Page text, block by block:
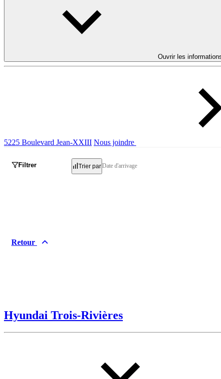
Ouvrir les
5225 Boulevard Jean-XXIII Nous joindre
Filtrer Trier parDate d'arrivage
Retour
Hyundai Trois-Rivières